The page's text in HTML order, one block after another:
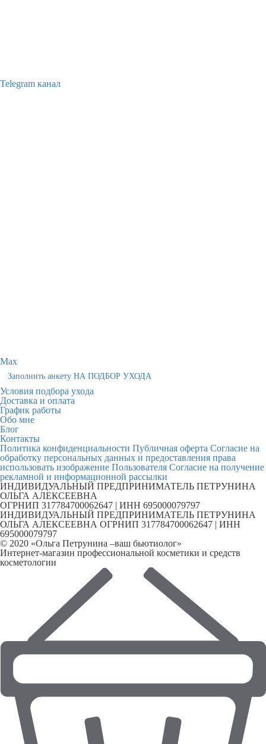
Telegram канал
Max
Заполнить анкету НА ПОДБОР УХОДА
Условия подбора ухода
Доставка и оплата
График работы
Обо мне
Блог
Контакты
Политика конфиденциальности Публичная оферта Согласие на
обработку персональных данных и предоставления права
использовать изображение Пользователя Согласие на получение
рекламной и информационной рассылки
ИНДИВИДУАЛЬНЫЙ ПРЕДПРИНИМАТЕЛЬ ПЕТРУНИНА
ОЛЬГА АЛЕКСЕЕВНА
ОГРНИП 317784700062647 | ИНН 695000079797
ИНДИВИДУАЛЬНЫЙ ПРЕДПРИНИМАТЕЛЬ ПЕТРУНИНА
ОЛЬГА АЛЕКСЕЕВНА ОГРНИП 317784700062647 | ИНН
695000079797
© 2020 «Ольга Петрунина –ваш бьютиолог»
Интернет-магазин профессиональной косметики и средств
косметологии